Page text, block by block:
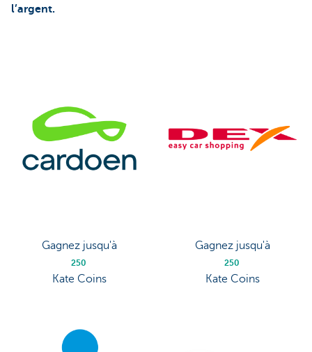
l’argent.
Gagnez jusqu'à
250
Kate Coins
Gagnez jusqu'à
250
Kate Coins